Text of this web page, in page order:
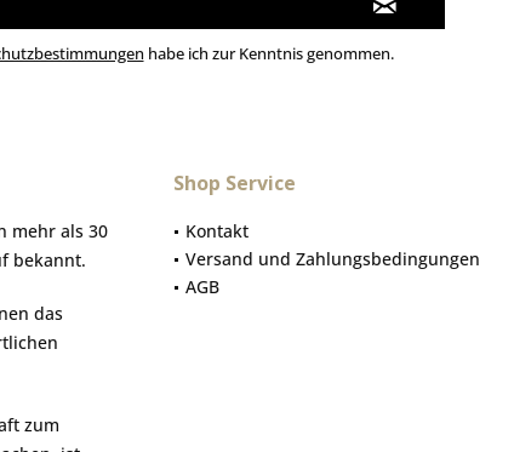
habe ich zur Kenntnis genommen.
mehr als 30
bekannt.
das
zum
Shop Service
Kontakt
Versand und Zahlungsbedingungen
AGB